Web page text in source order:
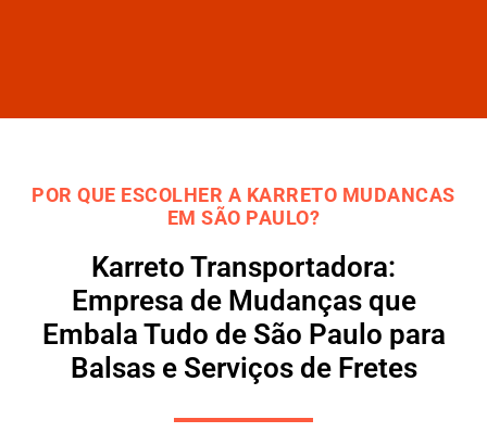
POR QUE ESCOLHER A KARRETO MUDANCAS
EM SÃO PAULO?
Karreto Transportadora:
Empresa de Mudanças que
Embala Tudo de São Paulo para
Balsas e Serviços de Fretes